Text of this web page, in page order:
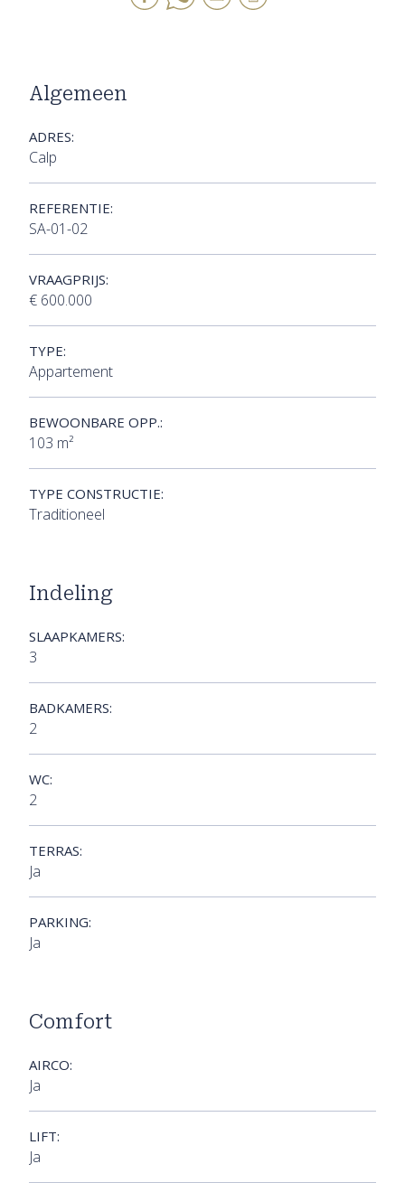
Algemeen
ADRES:
Calp
REFERENTIE:
SA-01-02
VRAAGPRIJS:
€ 600.000
TYPE:
Appartement
BEWOONBARE OPP.:
103 m²
TYPE CONSTRUCTIE:
Traditioneel
Indeling
SLAAPKAMERS:
3
BADKAMERS:
2
WC:
2
TERRAS:
Ja
PARKING:
Ja
Comfort
AIRCO:
Ja
LIFT:
Ja